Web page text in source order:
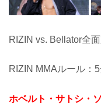
RIZIN vs. Bellator全
RIZIN MMAルール：
ホベルト・サトシ・